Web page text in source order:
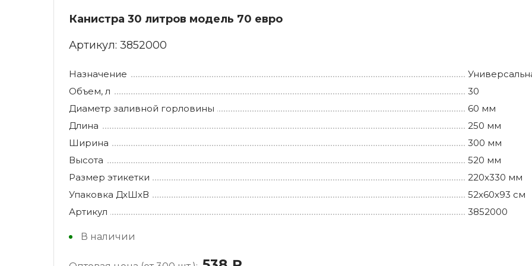
Канистра 30 литров модель 70 евро
Артикул: 3852000
Назначение
Объем, л
30
Диаметр заливной горловины
60 мм
Длина
250 мм
Ширина
300 мм
Высота
520 мм
Размер этикетки
220х330 мм
Упаковка ДхШхВ
52х60х93 см
Артикул
3852000
В наличии